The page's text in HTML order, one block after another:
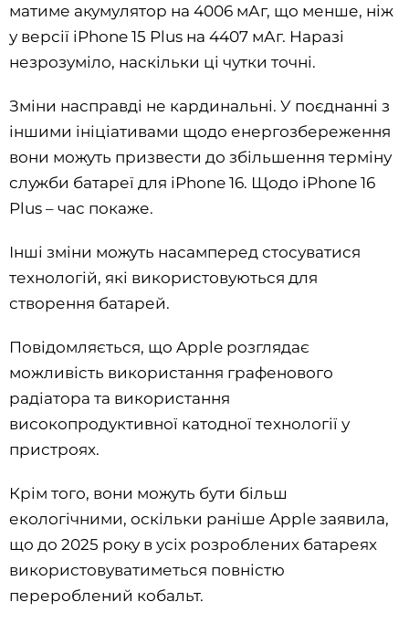
матиме акумулятор на 4006 мАг, що менше, ніж
у версії iPhone 15 Plus на 4407 мАг. Наразі
незрозуміло, наскільки ці чутки точні.
Зміни насправді не кардинальні. У поєднанні з
іншими ініціативами щодо енергозбереження
вони можуть призвести до збільшення терміну
служби батареї для iPhone 16. Щодо iPhone 16
Plus – час покаже.
Інші зміни можуть насамперед стосуватися
технологій, які використовуються для
створення батарей.
Повідомляється, що Apple розглядає
можливість використання графенового
радіатора та використання
високопродуктивної катодної технології у
пристроях.
Крім того, вони можуть бути більш
екологічними, оскільки раніше Apple заявила,
що до 2025 року в усіх розроблених батареях
використовуватиметься повністю
перероблений кобальт.